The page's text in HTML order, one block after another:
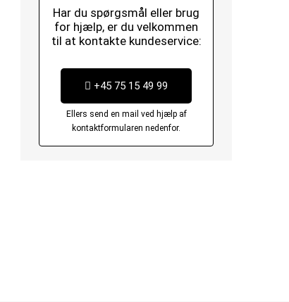
Har du spørgsmål eller brug
for hjælp, er du velkommen
til at kontakte kundeservice:
+45 75 15 49 99
Ellers send en mail ved hjælp af
kontaktformularen nedenfor.